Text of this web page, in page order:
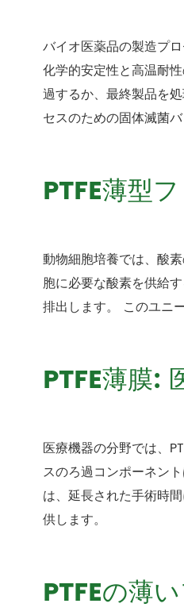
バイオ医薬品の製造プ
化学的安定性と高温耐
過するか、最終製品を
セスのための固体滅菌
PTFE薄型
動物細胞培養では、酸
胞に必要な酸素を供給
排出します。 このユニ
PTFE薄膜:
医療機器の分野では、
スのろ過コンポーネン
は、延長された手術時
供します。
PTFEの薄